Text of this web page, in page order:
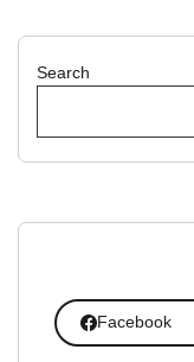
Search
Facebook